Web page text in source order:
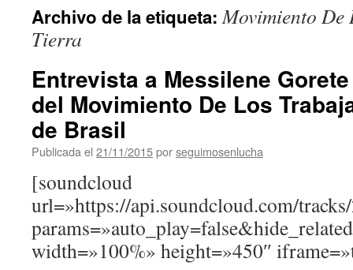
Archivo de la etiqueta:Movimiento De
Tierra
Entrevista a Messilene
del Movimiento De Los
de Brasil
Publicada el 21/11/2015porseguimosenlucha
[soundcloud
url=»https://api.soundcloud.com/
width=»100%» height=»450″